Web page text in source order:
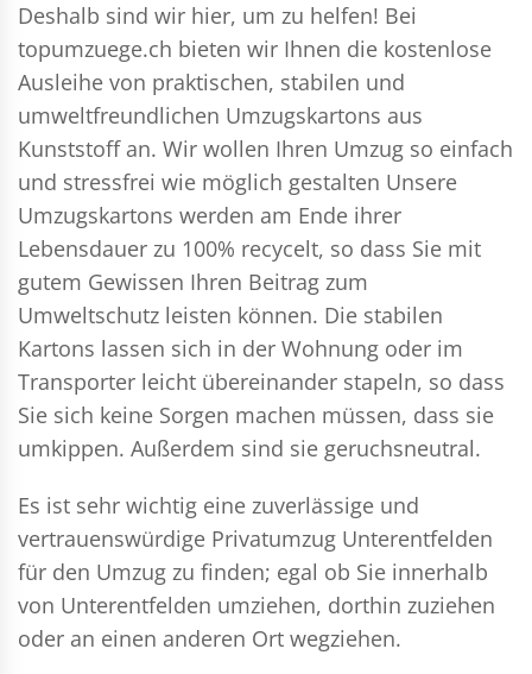
Deshalb sind wir hier, um zu helfen! Bei
topumzuege.ch bieten wir Ihnen die kostenlose
Ausleihe von praktischen, stabilen und
umweltfreundlichen Umzugskartons aus
Kunststoff an. Wir wollen Ihren Umzug so einfach
und stressfrei wie möglich gestalten Unsere
Umzugskartons werden am Ende ihrer
Lebensdauer zu 100% recycelt, so dass Sie mit
gutem Gewissen Ihren Beitrag zum
Umweltschutz leisten können. Die stabilen
Kartons lassen sich in der Wohnung oder im
Transporter leicht übereinander stapeln, so dass
Sie sich keine Sorgen machen müssen, dass sie
umkippen. Außerdem sind sie geruchsneutral.
Es ist sehr wichtig eine zuverlässige und
vertrauenswürdige Privatumzug Unterentfelden
für den Umzug zu finden; egal ob Sie innerhalb
von Unterentfelden umziehen, dorthin zuziehen
oder an einen anderen Ort wegziehen.